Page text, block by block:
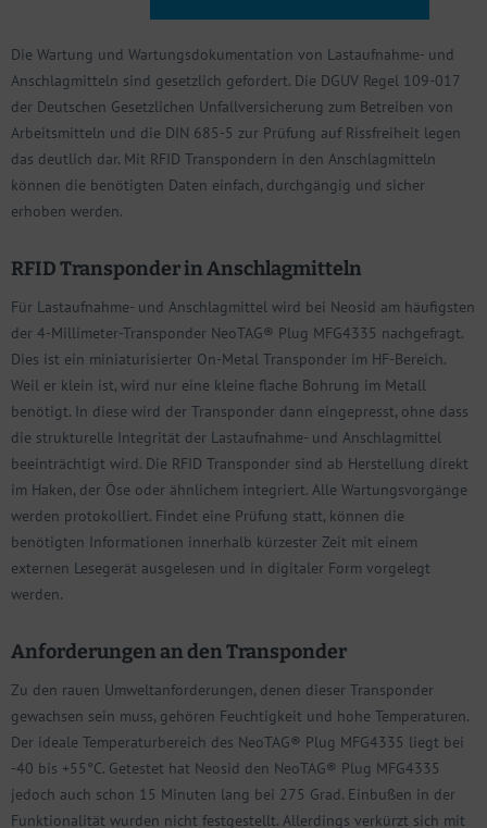
Die Wartung und Wartungsdokumentation von Lastaufnahme- und
Anschlagmitteln sind gesetzlich gefordert. Die DGUV Regel 109-017
der Deutschen Gesetzlichen Unfallversicherung zum Betreiben von
Arbeitsmitteln und die DIN 685-5 zur Prüfung auf Rissfreiheit legen
das deutlich dar. Mit RFID Transpondern in den Anschlagmitteln
können die benötigten Daten einfach, durchgängig und sicher
erhoben werden.
RFID Transponder in Anschlagmitteln
Für Lastaufnahme- und Anschlagmittel wird bei Neosid am häufigsten
der 4-Millimeter-Transponder NeoTAG® Plug MFG4335 nachgefragt.
Dies ist ein miniaturisierter On-Metal Transponder im HF-Bereich.
Weil er klein ist, wird nur eine kleine flache Bohrung im Metall
benötigt. In diese wird der Transponder dann eingepresst, ohne dass
die strukturelle Integrität der Lastaufnahme- und Anschlagmittel
beeinträchtigt wird. Die RFID Transponder sind ab Herstellung direkt
im Haken, der Öse oder ähnlichem integriert. Alle Wartungsvorgänge
werden protokolliert. Findet eine Prüfung statt, können die
benötigten Informationen innerhalb kürzester Zeit mit einem
externen Lesegerät ausgelesen und in digitaler Form vorgelegt
werden.
Anforderungen an den Transponder
Zu den rauen Umweltanforderungen, denen dieser Transponder
gewachsen sein muss, gehören Feuchtigkeit und hohe Temperaturen.
Der ideale Temperaturbereich des NeoTAG® Plug MFG4335 liegt bei
-40 bis +55°C. Getestet hat Neosid den NeoTAG® Plug MFG4335
jedoch auch schon 15 Minuten lang bei 275 Grad. Einbußen in der
Funktionalität wurden nicht festgestellt. Allerdings verkürzt sich mit